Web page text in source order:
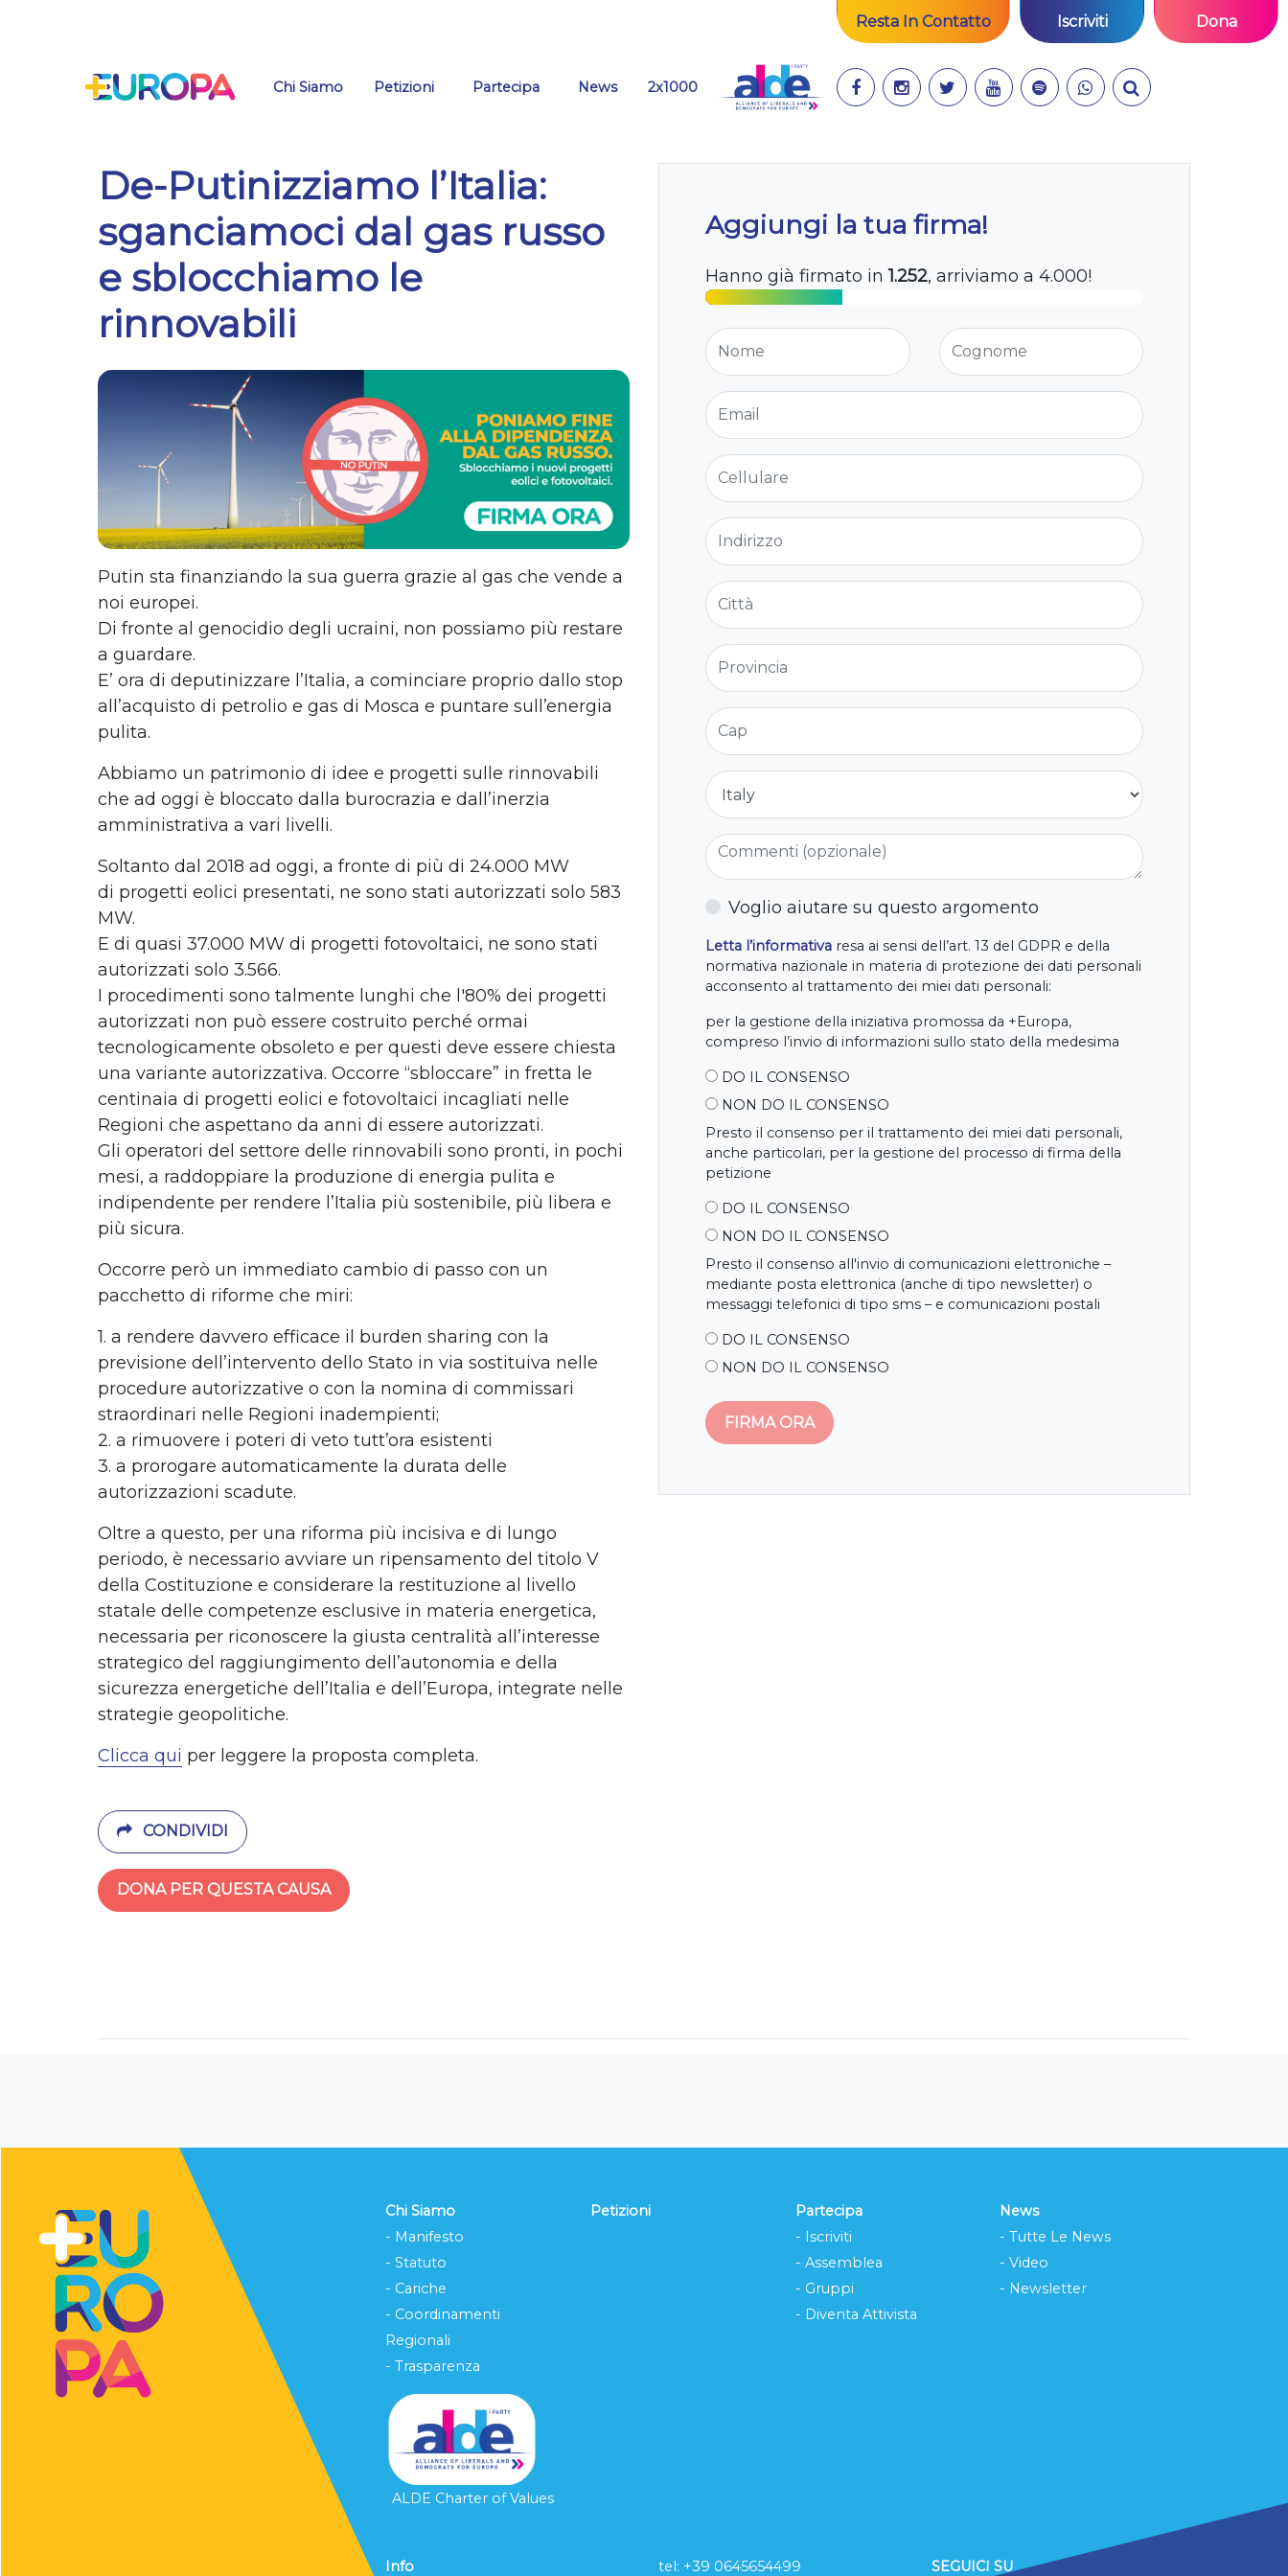
Resta In Contatto Iscriviti Dona
Chi Siamo Petizioni Partecipa News 2x1000
De-Putinizziamo l’Italia:
sganciamoci dal gas russo
e sblocchiamo le
rinnovabili
Putin sta finanziando la sua guerra grazie al gas che vende a
noi europei.
Di fronte al genocidio degli ucraini, non possiamo più restare
a guardare.
E’ ora di deputinizzare l’Italia, a cominciare proprio dallo stop
all’acquisto di petrolio e gas di Mosca e puntare sull’energia
pulita.
Abbiamo un patrimonio di idee e progetti sulle rinnovabili
che ad oggi è bloccato dalla burocrazia e dall’inerzia
amministrativa a vari livelli.
Soltanto dal 2018 ad oggi, a fronte di più di 24.000 MW
di progetti eolici presentati, ne sono stati autorizzati solo 583
MW.
E di quasi 37.000 MW di progetti fotovoltaici, ne sono stati
autorizzati solo 3.566.
I procedimenti sono talmente lunghi che l'80% dei progetti
autorizzati non può essere costruito perché ormai
tecnologicamente obsoleto e per questi deve essere chiesta
una variante autorizzativa. Occorre “sbloccare” in fretta le
centinaia di progetti eolici e fotovoltaici incagliati nelle
Regioni che aspettano da anni di essere autorizzati.
Gli operatori del settore delle rinnovabili sono pronti, in pochi
mesi, a raddoppiare la produzione di energia pulita e
indipendente per rendere l’Italia più sostenibile, più libera e
più sicura.
Occorre però un immediato cambio di passo con un
pacchetto di riforme che miri:
1. a rendere davvero efficace il burden sharing con la
previsione dell’intervento dello Stato in via sostituiva nelle
procedure autorizzative o con la nomina di commissari
straordinari nelle Regioni inadempienti;
2. a rimuovere i poteri di veto tutt’ora esistenti
3. a prorogare automaticamente la durata delle
autorizzazioni scadute.
Oltre a questo, per una riforma più incisiva e di lungo
periodo, è necessario avviare un ripensamento del titolo V
della Costituzione e considerare la restituzione al livello
statale delle competenze esclusive in materia energetica,
necessaria per riconoscere la giusta centralità all’interesse
strategico del raggiungimento dell’autonomia e della
sicurezza energetiche dell’Italia e dell’Europa, integrate nelle
strategie geopolitiche.
Clicca qui per leggere la proposta completa.
CONDIVIDI
DONA PER QUESTA CAUSA
Aggiungi la tua firma!
Hanno già firmato in1.252, arriviamo a 4.000!
Nome Cognome
Email
Cellulare
Indirizzo
Città
Provincia
Cap
Nazione
Commenti (opzionale)
Voglio aiutare su questo argomento
Letta l’informativa resa ai sensi dell’art. 13 del GDPR e della
normativa nazionale in materia di protezione dei dati personali
acconsento al trattamento dei miei dati personali:
per la gestione della iniziativa promossa da +Europa,
compreso l’invio di informazioni sullo stato della medesima
DO IL CONSENSO
NON DO IL CONSENSO
Presto il consenso per il trattamento dei miei dati personali,
anche particolari, per la gestione del processo di firma della
petizione
DO IL CONSENSO
NON DO IL CONSENSO
Presto il consenso all'invio di comunicazioni elettroniche –
mediante posta elettronica (anche di tipo newsletter) o
messaggi telefonici di tipo sms – e comunicazioni postali
DO IL CONSENSO
NON DO IL CONSENSO
Chi Siamo
- Manifesto
- Statuto
- Cariche
- Coordinamenti
Regionali
- Trasparenza
ALDE Charter of Values
Petizioni
Partecipa
- Iscriviti
- Assemblea
- Gruppi
- Diventa Attivista
News
- Tutte Le News
- Video
- Newsletter
Info tel: ‭+39 0645654499 SEGUICI SU